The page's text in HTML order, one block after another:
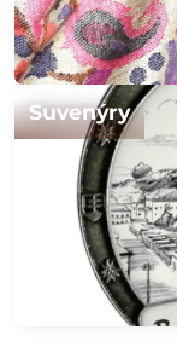
Suvenýry